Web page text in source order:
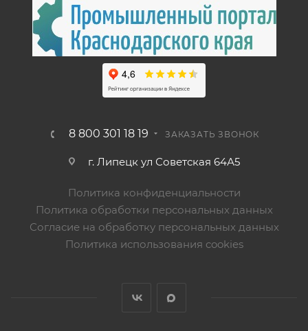
8 800 301 18 19 ЗАКАЗАТЬ ЗВОНОК
г. Липецк ул Советская 64А5
Политика конфиденциальности
Политика обработки персональных данных
Согласие на обработку персональных данных
Политика использования cookies